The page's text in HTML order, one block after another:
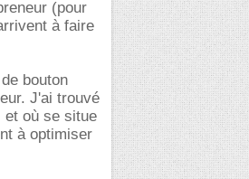
(pour
à faire
bouton
J'ai trouvé
et où se situe
à optimiser